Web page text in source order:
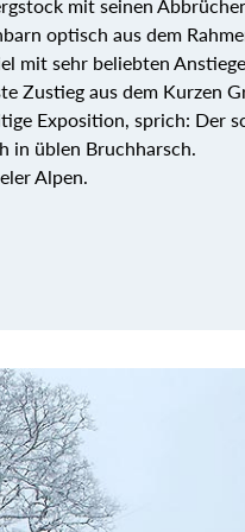
mit seinen
optisch aus dem
mit sehr beliebten
Zustieg aus dem Kurzen
Exposition, sprich: Der
in üblen Bruchharsch.
Alpen.